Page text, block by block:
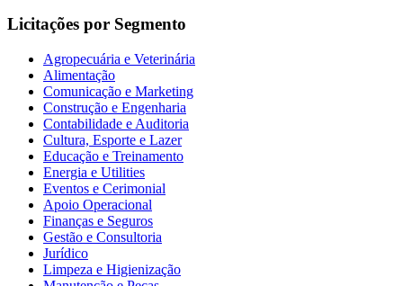
Licitações por Segmento
Agropecuária e Veterinária
Alimentação
Comunicação e Marketing
Construção e Engenharia
Contabilidade e Auditoria
Cultura, Esporte e Lazer
Educação e Treinamento
Energia e Utilities
Eventos e Cerimonial
Apoio Operacional
Finanças e Seguros
Gestão e Consultoria
Jurídico
Limpeza e Higienização